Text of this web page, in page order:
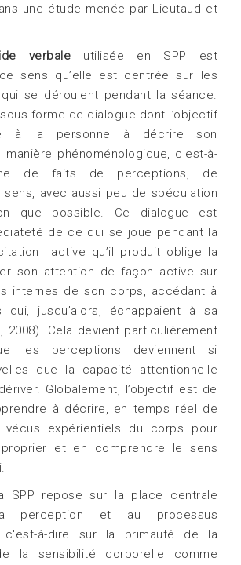
une étude menée par Lieutaud et
verbale utilisée en SPP est
sens qu’elle est centrée sur les
se déroulent pendant la séance.
forme de dialogue dont l’objectif
à la personne à décrire son
manière phénoménologique, c'est-à-
de faits de perceptions, de
avec aussi peu de spéculation
que possible. Ce dialogue est
de ce qui se joue pendant la
active qu’il produit oblige la
son attention de façon active sur
internes de son corps, accédant à
qui, jusqu’alors, échappaient à sa
2008). Cela devient particulièrement
les perceptions deviennent si
que la capacité attentionnelle
Globalement, l’objectif est de
à décrire, en temps réel de
vécus expérientiels du corps pour
et en comprendre le sens
SPP repose sur la place centrale
perception et au processus
c'est-à-dire sur la primauté de la
la sensibilité corporelle comme